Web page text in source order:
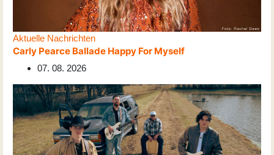
Aktuelle Nachrichten
Carly Pearce Ballade Happy For Myself
07. 08. 2026